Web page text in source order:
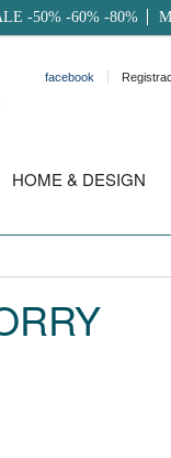
-50% -60% -80%
facebook
HOME & DESIGN